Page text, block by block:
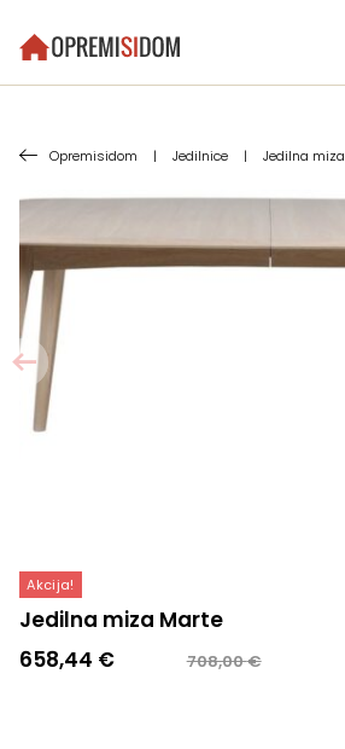
Opremisidom | Jedilnice | Jedilna
Akcija!
Jedilna miza Marte
708,00€
Izvirna
658,44 €
Trenutna